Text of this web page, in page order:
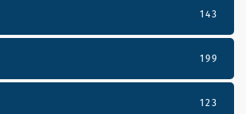
143
199
123